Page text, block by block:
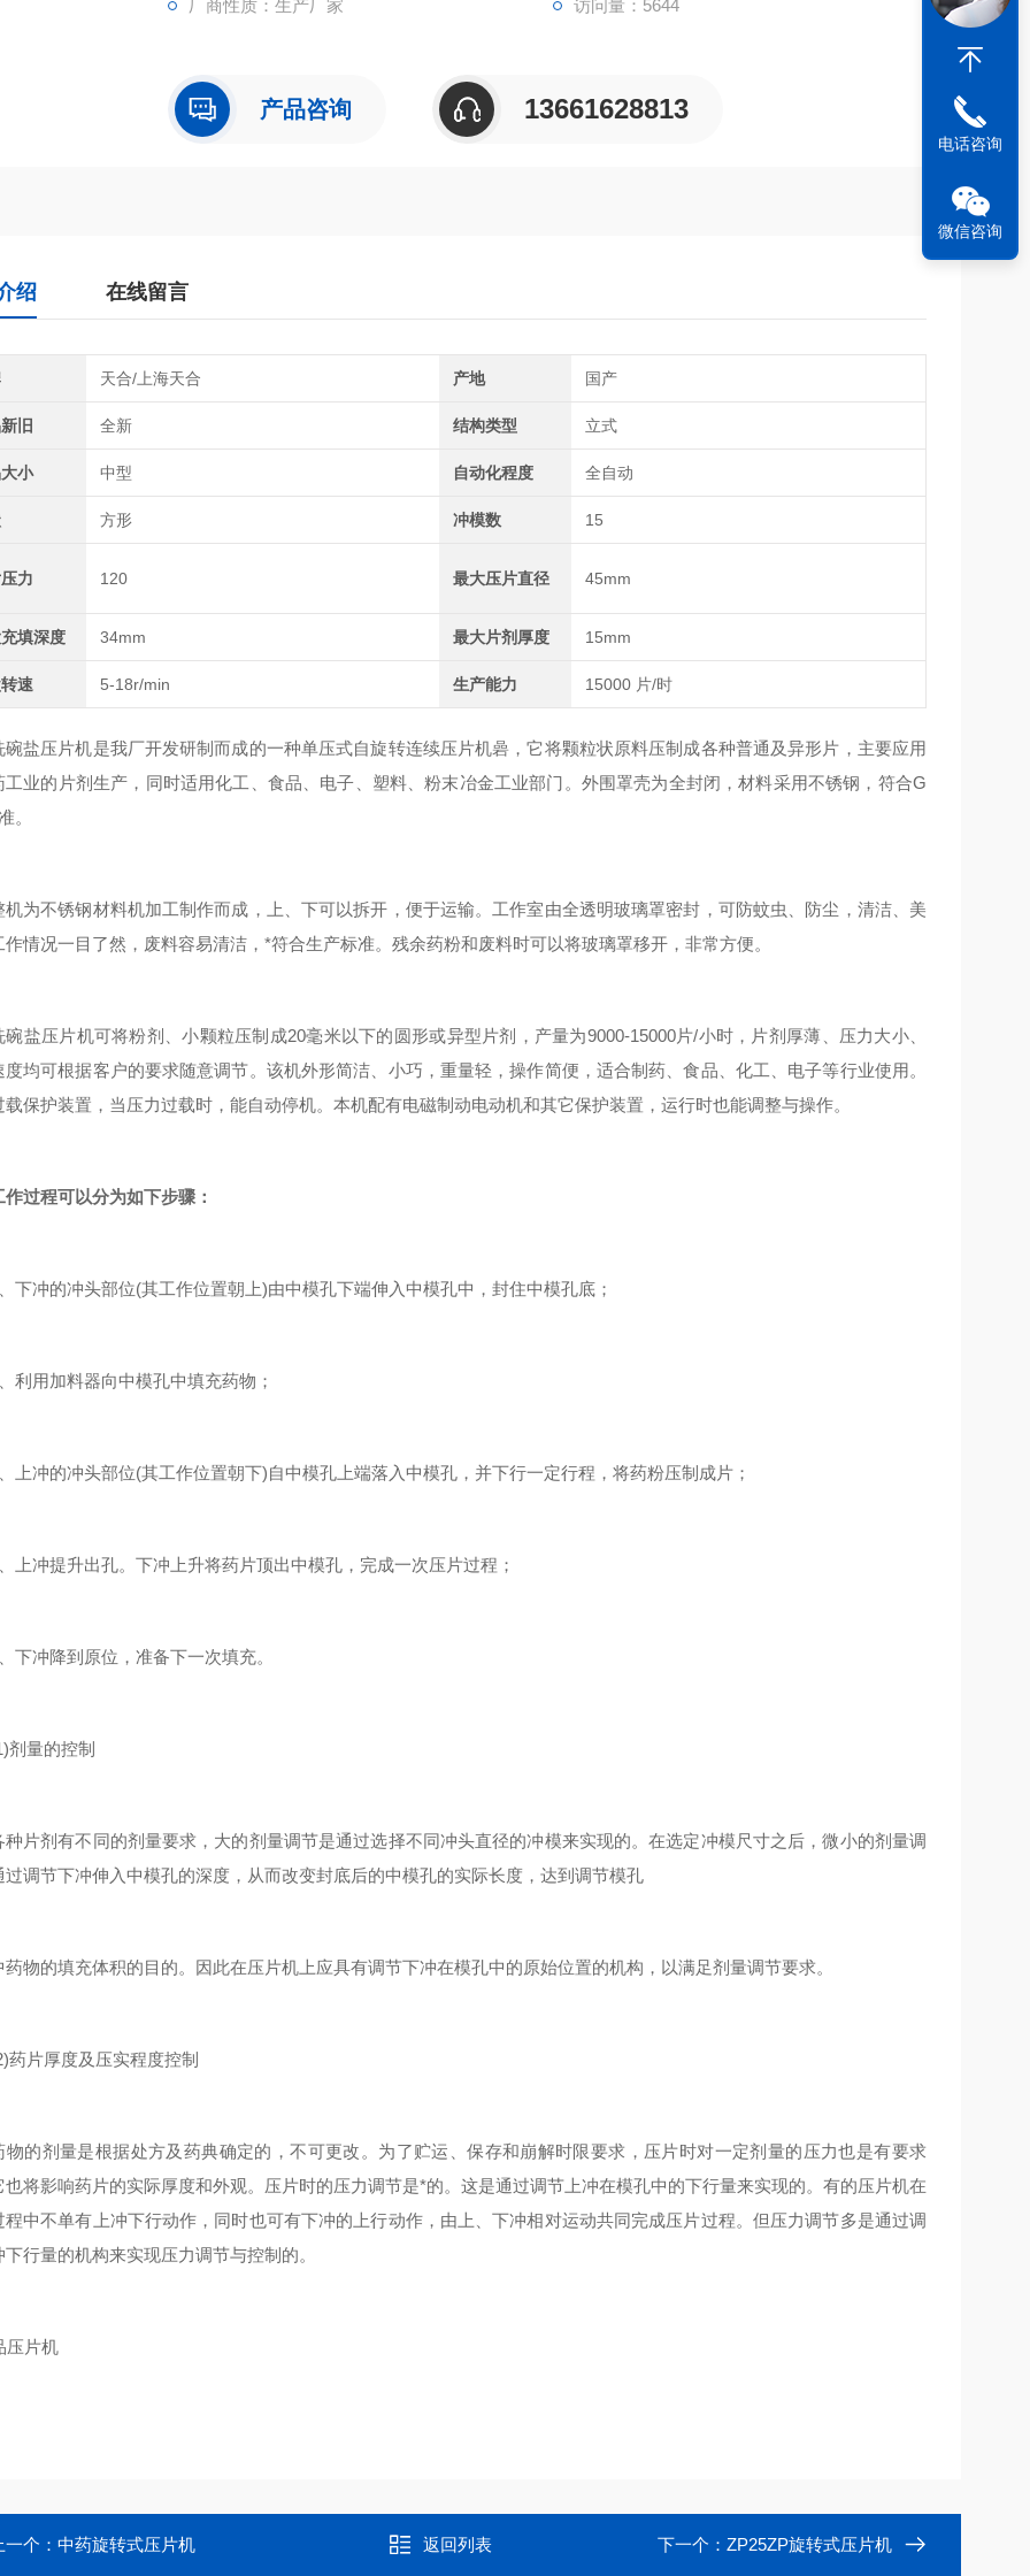
厂商性质：生产厂家 访问量：5644
产品咨询 13661628813
绍 在线留言
天合/上海天合 产地 国产
旧 全新 结构类型 立式
小 中型 自动化程度 全自动
方形 冲模数 15
力 120 最大压片直径 45mm
填深度 34mm 最大片剂厚度 15mm
速 5-18r/min 生产能力 15000 片/时
压片机是我厂开发研制而成的一种单压式自旋转连续压片机碞，它将颗粒状原料压制成各种普通及异形片，主要应用
工业的片剂生产，同时适用化工、食品、电子、塑料、粉末冶金工业部门。外围罩壳为全封闭，材料采用不锈钢，符合G
。
不锈钢材料机加工制作而成，上、下可以拆开，便于运输。工作室由全透明玻璃罩密封，可防蚊虫、防尘，清洁、美
作情况一目了然，废料容易清洁，*符合生产标准。残余药粉和废料时可以将玻璃罩移开，非常方便。
压片机可将粉剂、小颗粒压制成20毫米以下的圆形或异型片剂，产量为9000-15000片/小时，片剂厚薄、压力大小、
度均可根据客户的要求随意调节。该机外形简洁、小巧，重量轻，操作简便，适合制药、食品、化工、电子等行业使用。
载保护装置，当压力过载时，能自动停机。本机配有电磁制动电动机和其它保护装置，运行时也能调整与操作。
作过程可以分为如下步骤：
冲的冲头部位(其工作位置朝上)由中模孔下端伸入中模孔中，封住中模孔底；
用加料器向中模孔中填充药物；
冲的冲头部位(其工作位置朝下)自中模孔上端落入中模孔，并下行一定行程，将药粉压制成片；
冲提升出孔。下冲上升将药片顶出中模孔，完成一次压片过程；
冲降到原位，准备下一次填充。
量的控制
剂有不同的剂量要求，大的剂量调节是通过选择不同冲头直径的冲模来实现的。在选定冲模尺寸之后，微小的剂量调
过调节下冲伸入中模孔的深度，从而改变封底后的中模孔的实际长度，达到调节模孔
的填充体积的目的。因此在压片机上应具有调节下冲在模孔中的原始位置的机构，以满足剂量调节要求。
片厚度及压实程度控制
剂量是根据处方及药典确定的，不可更改。为了贮运、保存和崩解时限要求，压片时对一定剂量的压力也是有要求
也将影响药片的实际厚度和外观。压片时的压力调节是*的。这是通过调节上冲在模孔中的下行量来实现的。有的压片机在
程中不单有上冲下行动作，同时也可有下冲的上行动作，由上、下冲相对运动共同完成压片过程。但压力调节多是通过调
下行量的机构来实现压力调节与控制的。
一个： 中药旋转式压片机 返回列表 下一个： ZP25ZP旋转式压片机
电话咨询
微信咨询